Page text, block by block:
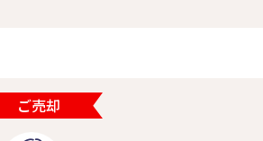
ご売却